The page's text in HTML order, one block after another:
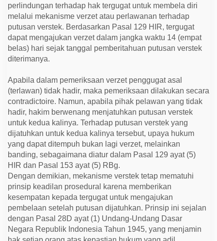
perlindungan terhadap hak tergugat untuk membela diri
melalui mekanisme verzet atau perlawanan terhadap
putusan verstek. Berdasarkan Pasal 129 HIR, tergugat
dapat mengajukan verzet dalam jangka waktu 14 (empat
belas) hari sejak tanggal pemberitahuan putusan verstek
diterimanya.
Apabila dalam pemeriksaan verzet penggugat asal
(terlawan) tidak hadir, maka pemeriksaan dilakukan secara
contradictoire. Namun, apabila pihak pelawan yang tidak
hadir, hakim berwenang menjatuhkan putusan verstek
untuk kedua kalinya. Terhadap putusan verstek yang
dijatuhkan untuk kedua kalinya tersebut, upaya hukum
yang dapat ditempuh bukan lagi verzet, melainkan
banding, sebagaimana diatur dalam Pasal 129 ayat (5)
HIR dan Pasal 153 ayat (5) RBg.
Dengan demikian, mekanisme verstek tetap mematuhi
prinsip keadilan prosedural karena memberikan
kesempatan kepada tergugat untuk mengajukan
pembelaan setelah putusan dijatuhkan. Prinsip ini sejalan
dengan Pasal 28D ayat (1) Undang-Undang Dasar
Negara Republik Indonesia Tahun 1945, yang menjamin